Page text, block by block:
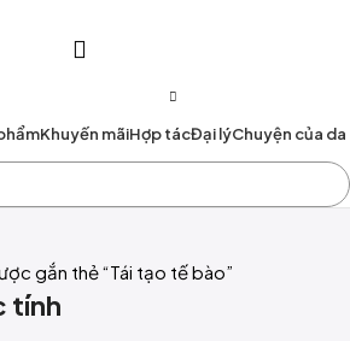
Khuyến mãiHợp tácĐại lýChuyện của da
gắn thẻ “Tái tạo tế bào”
tính